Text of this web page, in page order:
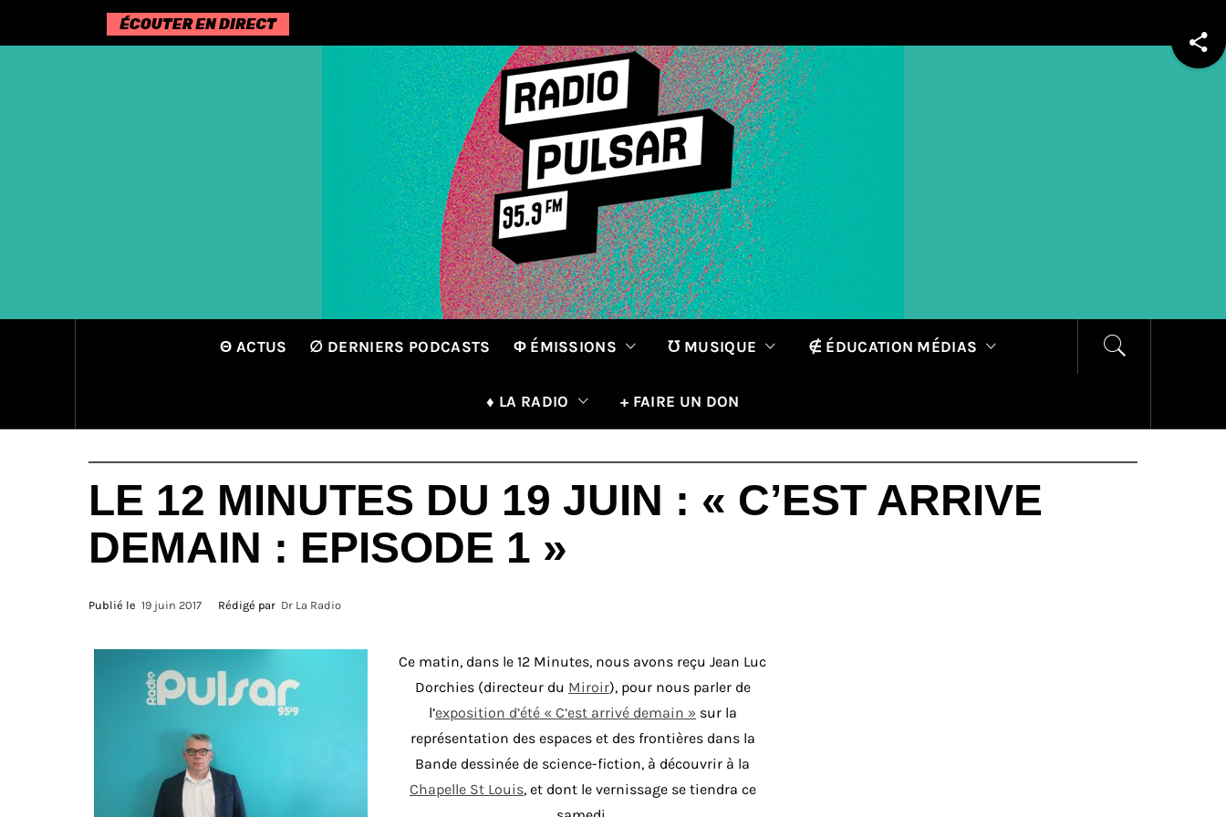
Θ ACTUS ∅ DERNIERS PODCASTS Φ ÉMISSIONS ℧ MUSIQUE ∉ ÉDUCATION MÉDIAS
♦ LA RADIO + FAIRE UN DON
LE 12 MINUTES DU 19 JUIN : « C’EST ARRIVE
DEMAIN : EPISODE 1 »
Publié le 19 juin 2017 Rédigé par Dr La Radio
Ce matin, dans le 12 Minutes, nous avons reçu Jean Luc
Dorchies (directeur du Miroir), pour nous parler de
l’exposition d’été « C’est arrivé demain » sur la
représentation des espaces et des frontières dans la
Bande dessinée de science-fiction, à découvrir à la
Chapelle St Louis, et dont le vernissage se tiendra ce